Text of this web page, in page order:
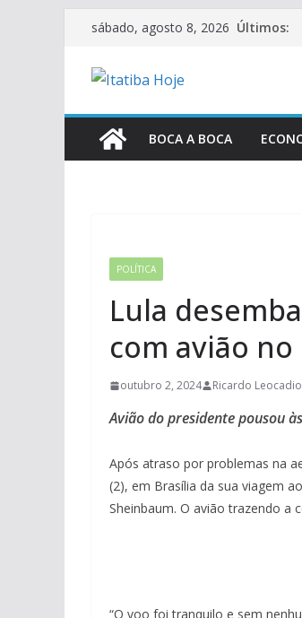
Pularsábado, agosto 8, 2026 Últimos:
BOCA A BOCA
POLÍTICA
Lula
com avião no
outubro 2, 2024 Ricardo Leocadio
Avião do presidente pousou
Após atraso por problemas na
(2), em Brasília da sua viagem
Sheinbaum. O avião trazendo a
“O voo foi tranquilo e sem